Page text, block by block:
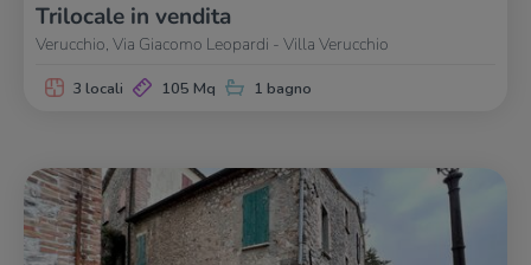
Trilocale in vendita
Verucchio, Via Giacomo Leopardi - Villa Verucchio
3 locali 105 Mq 1 bagno